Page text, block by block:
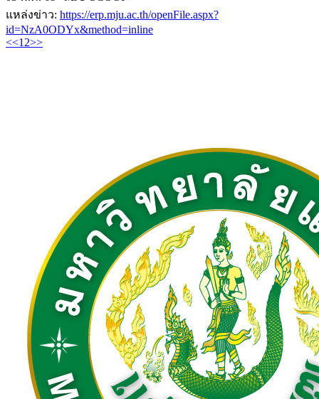
แหล่งข่าว: https://erp.mju.ac.th/openFile.aspx?
id=NzA0ODYx&method=inline
<<12>>